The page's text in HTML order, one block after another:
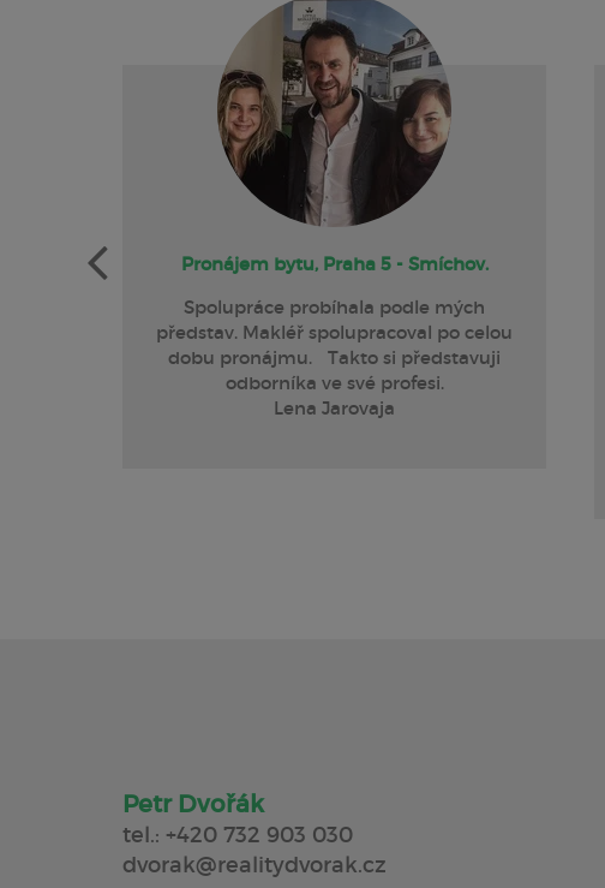
Pronájem bytu, Praha 5 - Smíchov.
Spolupráce probíhala podle mých
představ. Makléř spolupracoval po celou
dobu pronájmu. Takto si představuji
odborníka ve své profesi.
Lena Jarovaja
Petr Dvořák
tel.: +420 732 903 030
dvorak@realitydvorak.cz